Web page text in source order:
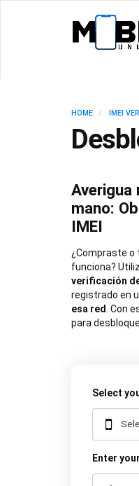
HOME IMEI
Averigua
mano:
IMEI
¿Compraste o
funciona?
verificación
registrado en
esa red . Con
para
Select
Enter